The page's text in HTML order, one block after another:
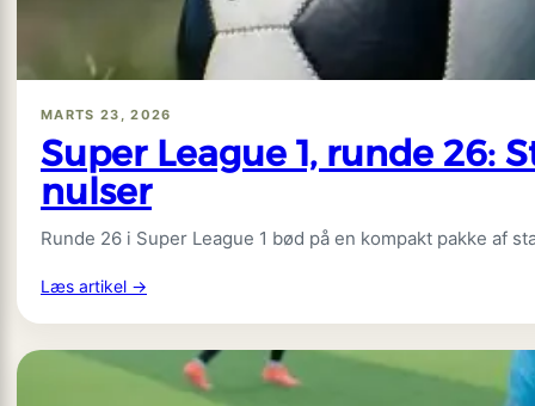
stadig
mangler
MARTS 23, 2026
Super League 1, runde 26:
nulser
Runde 26 i Super League 1 bød på en kompakt pakke
Læs artikel →
runde